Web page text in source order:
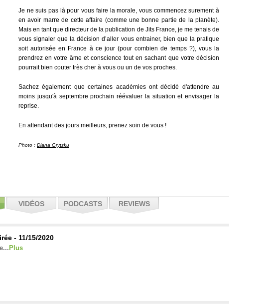
Je ne suis pas là pour vous faire la morale, vous commencez surement à
en avoir marre de cette affaire (comme une bonne partie de la planète).
Mais en tant que directeur de la publication de Jits France, je me tenais de
vous signaler que la décision d’aller vous entrainer, bien que la pratique
soit autorisée en France à ce jour (pour combien de temps ?), vous la
prendrez en votre âme et conscience tout en sachant que votre décision
pourrait bien couter très cher à vous ou un de vos proches.
Sachez également que certaines académies ont décidé d'attendre au
moins jusqu'à septembre prochain réévaluer la situation et envisager la
reprise.
En attendant des jours meilleurs, prenez soin de vous !
Photo : Diana Grytsku
VIDÉOS PODCASTS REVIEWS
- 11/15/2020
Plus